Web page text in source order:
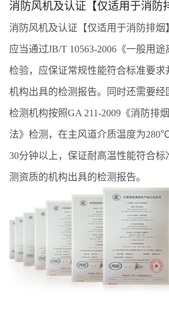
消防风机及认证【仅适用于消防
消防风机及认证【仅适用于消防排
应当通过JB/T 10563-2006《一般用途
检验，应保证常规性能符合标准要求
机构出具的检测报告。同时还需要经
检测机构按照GA 211-2009《消防排
法》检测，在主风道介质温度为
30分钟以上，保证耐高温性能符合
测资质的机构出具的检测报告。